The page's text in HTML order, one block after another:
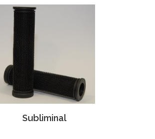
Subliminal